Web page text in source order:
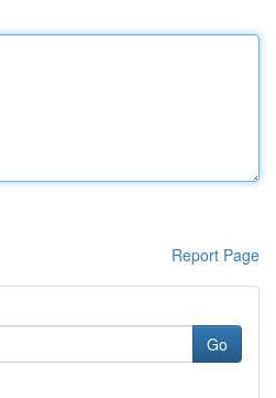
Report Page
Go